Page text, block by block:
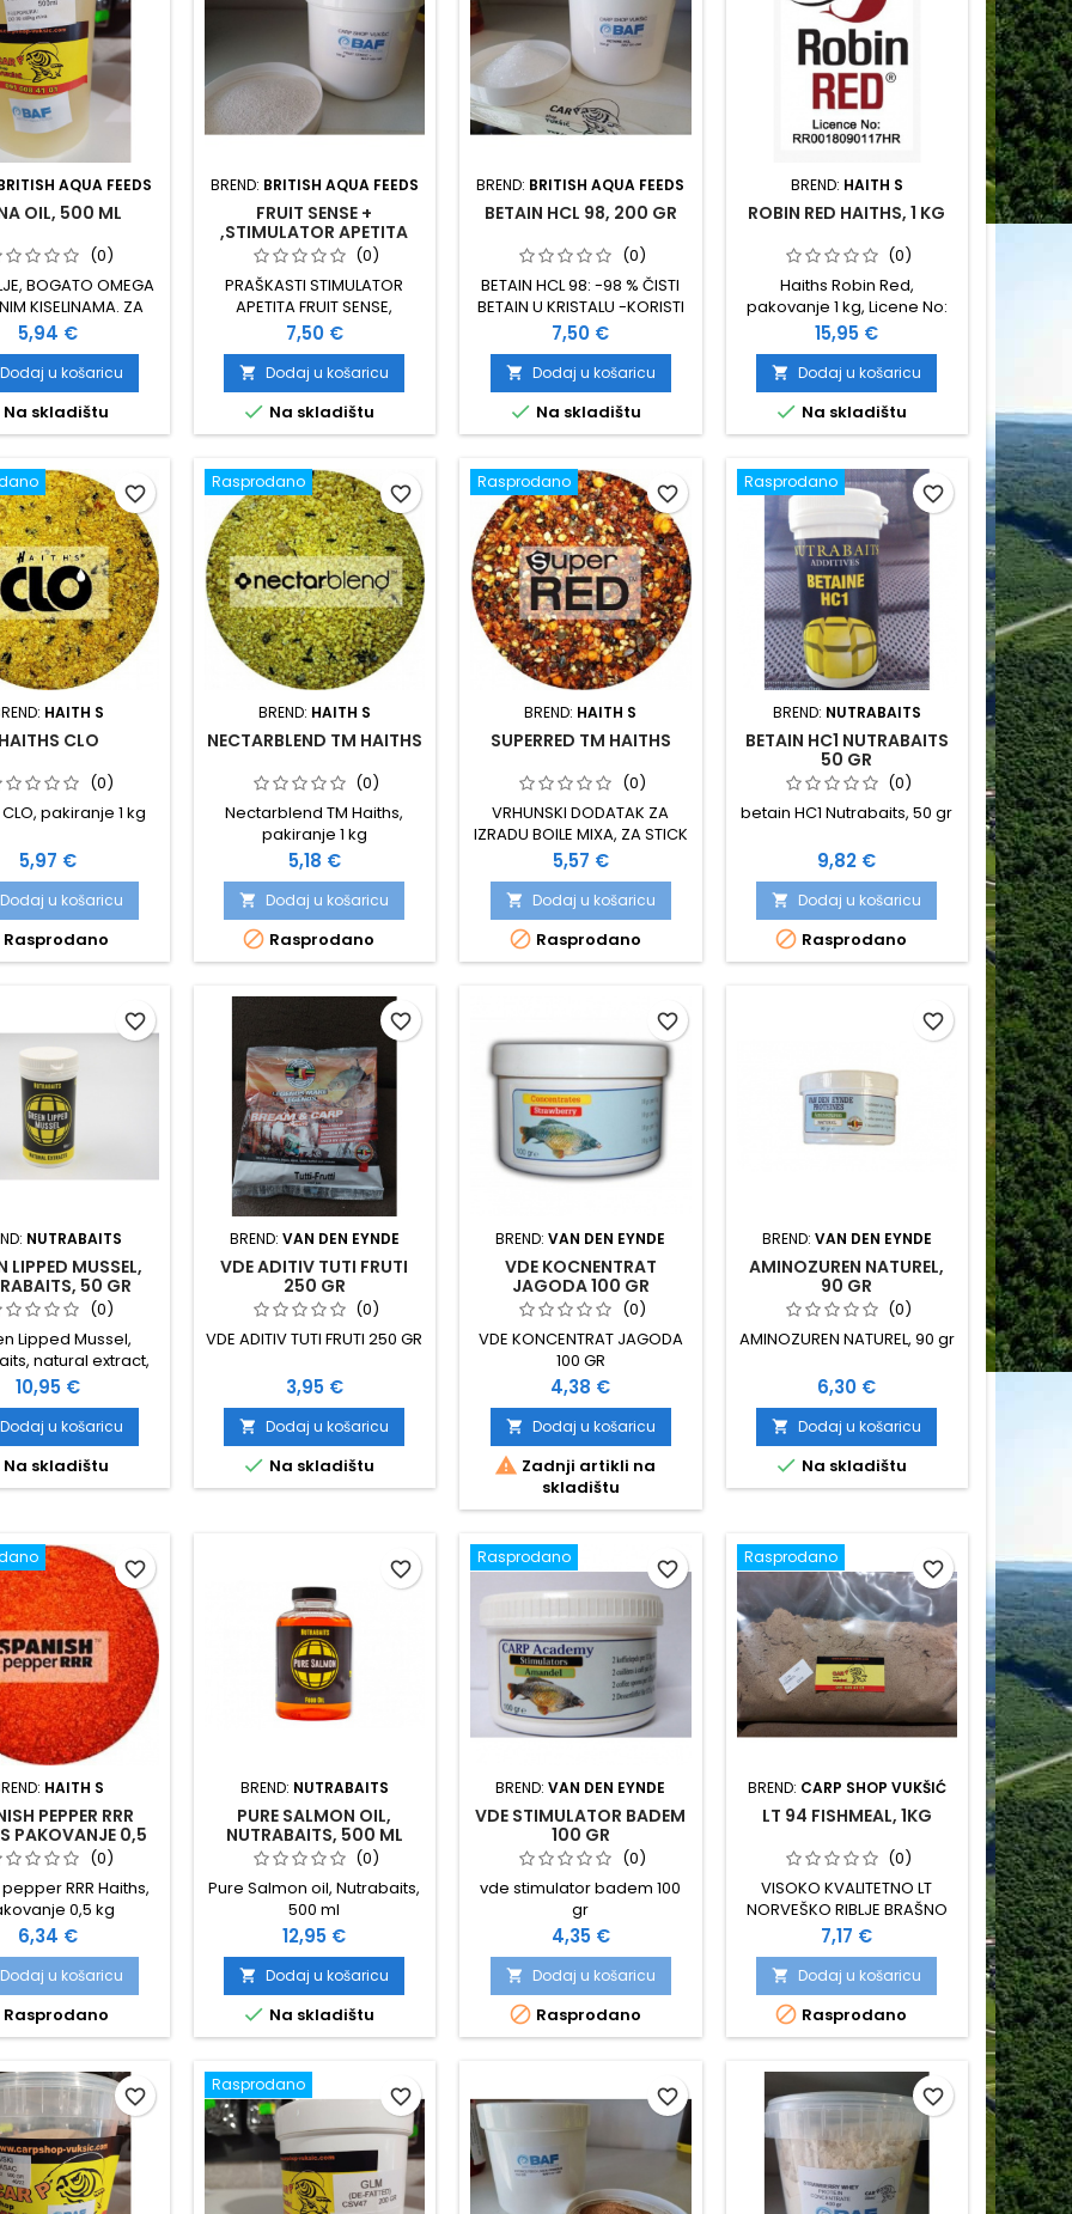
AQUA FEEDS
OIL, 500 ML
(0)
BOGATO OMEGA
KISELINAMA. ZA
MIX, GRUNDBAITS,
PELETA I
PAKIRANJE 500
DOZA: DO
PRIHRANE ILI MIXA
Cijena
5,94 €
Dodaj u košaricu
Na skladištu
BREND: BRITISH AQUA FEEDS
FRUIT SENSE +
,STIMULATOR APETITA
,100 GRAMA(0)
PRAŠKASTI STIMULATOR
APETITA FRUIT SENSE,
PREPORUKA: 5-15 GR / KG
BAZNOG MIXA PAKIRANJE 100
GRAMA
Cijena
7,50 €
 Dodaj u košaricu
 Na skladištu
BREND: BRITISH AQUA FEEDS
BETAIN HCL 98, 200 GR
(0)
BETAIN HCL 98: -98 % ČISTI
BETAIN U KRISTALU -KORISTI
SE U INDUSTRIJI
AKVAKULTURE KAO
STIMULATOR APETITA I ZA
POBOLJŠANJE (UBRZANJE)
PROBAVE -KISELI OBLIK
BETAINA -PREPORUČENA
BAZNOG MIXA -PAKIRANJE:
200 GRAMA
Cijena
7,50 €
 Dodaj u košaricu
 Na skladištu
BREND: HAITH S
ROBIN RED HAITHS, 1 KG
(0)
Haiths Robin Red,
pakovanje 1 kg, Licene No:
RR0018090117HR
Cijena
15,95 €
 Dodaj u košaricu
 Na skladištu
HAITH S
HAITHS CLO
(0)
pakiranje 1 kg
Cijena
5,97 €
Dodaj u košaricu
Rasprodano
favorite_border
Rasprodano
BREND: HAITH S
NECTARBLEND TM HAITHS
(0)
Nectarblend TM Haiths,
pakiranje 1 kg
Cijena
5,18 €
 Dodaj u košaricu
 Rasprodano
favorite_border
Rasprodano
BREND: HAITH S
SUPERRED TM HAITHS
(0)
VRHUNSKI DODATAK ZA
IZRADU BOILE MIXA, ZA STICK
MIX ILI ZIG RIG
Cijena
5,57 €
 Dodaj u košaricu
 Rasprodano
favorite_border
Rasprodano
BREND: NUTRABAITS
BETAIN HC1 NUTRABAITS
50 GR
(0)
betain HC1 Nutrabaits, 50 gr
Cijena
9,82 €
 Dodaj u košaricu
 Rasprodano
favorite_border
NUTRABAITS
LIPPED MUSSEL,
50 GR
(0)
Lipped Mussel,
natural extract,
50 grama
Cijena
10,95 €
Dodaj u košaricu
Na skladištu
favorite_border
BREND: VAN DEN EYNDE
VDE ADITIV TUTI FRUTI
250 GR
(0)
VDE ADITIV TUTI FRUTI 250 GR
Cijena
3,95 €
 Dodaj u košaricu
 Na skladištu
favorite_border
BREND:VAN DEN EYNDE
VDE KOCNENTRAT
JAGODA 100 GR
(0)
VDE KONCENTRAT JAGODA
100 GR
Cijena
4,38 €
 Dodaj u košaricu
 Zadnji artikli na
skladištu
favorite_border
BREND: VAN DEN EYNDE
AMINOZUREN NATUREL,
90 GR
(0)
AMINOZUREN NATUREL, 90 gr
Cijena
6,30 €
 Dodaj u košaricu
 Na skladištu
favorite_border
HAITH S
PEPPER RRR
PAKOVANJE 0,5
KG
(0)
RRR Haiths,
0,5 kg
Cijena
6,34 €
Dodaj u košaricu
Rasprodano
favorite_border
BREND: NUTRABAITS
PURE SALMON OIL,
NUTRABAITS, 500 ML
(0)
Pure Salmon oil, Nutrabaits,
500 ml
Cijena
12,95 €
 Dodaj u košaricu
 Na skladištu
favorite_border
Rasprodano
BREND:VAN DEN EYNDE
VDE STIMULATOR BADEM
100 GR
(0)
vde stimulator badem 100
gr
Cijena
4,35 €
 Dodaj u košaricu
 Rasprodano
favorite_border
Rasprodano
BREND: CARP SHOP VUKŠIĆ
LT 94 FISHMEAL, 1KG
(0)
VISOKO KVALITETNO LT
NORVEŠKO RIBLJE BRAŠNO
UDIO PROTEINA OKO 72 %
PROBAVLJIVOST PREKO 90 %
VELIKI IZBOR LIPIDA, VITAMINA
I MINERALA
Cijena
7,17 €
 Dodaj u košaricu
 Rasprodano
favorite_border
favorite_border
Rasprodano
favorite_border favorite_border favorite_border